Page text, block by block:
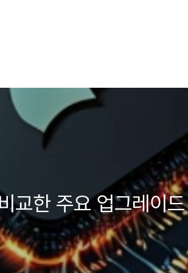
한 주요 업그레이